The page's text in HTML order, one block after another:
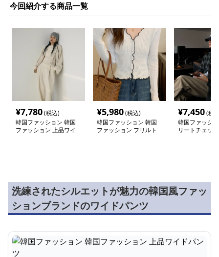
今回紹介する商品一覧
¥7,780(税込)
韓国ファッション 韓国
ファッション 上品ワイ
¥5,980(税込)
韓国ファッション 韓国
ファッション フリルト
¥7,450(税
韓国ファッシ
リートチェッ
洗練されたシルエットが魅力の韓国風ファッ
ションブランドのワイドパンツ